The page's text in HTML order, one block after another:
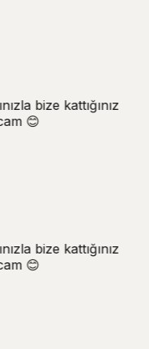
bize kattığınız
😊
bize kattığınız
😊